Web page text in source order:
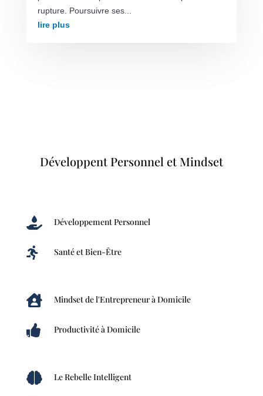
rupture. Poursuivre ses...
lire plus
Développent Personnel et Mindset
 Développement Personnel
 Santé et Bien-Être
 Mindset de l'Entrepreneur à Domicile
 Productivité à Domicile
 Le Rebelle Intelligent